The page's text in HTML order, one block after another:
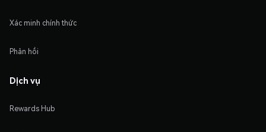
Xác minh chính thức
Phản hồi
Dịch vụ
Rewards Hub